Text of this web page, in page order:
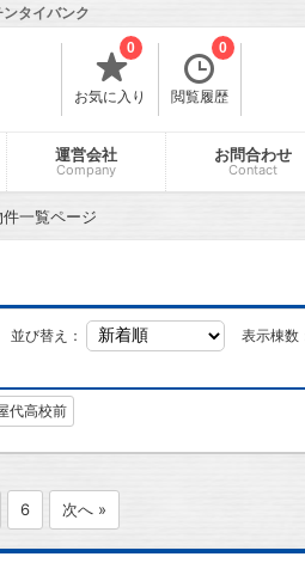
タイバンク
お気に入り
0
閲覧履歴
0
運営会社
Company
お問合わせ
Contact
一覧ページ
並び替え：
代高校前
表示棟数
6 次へ »